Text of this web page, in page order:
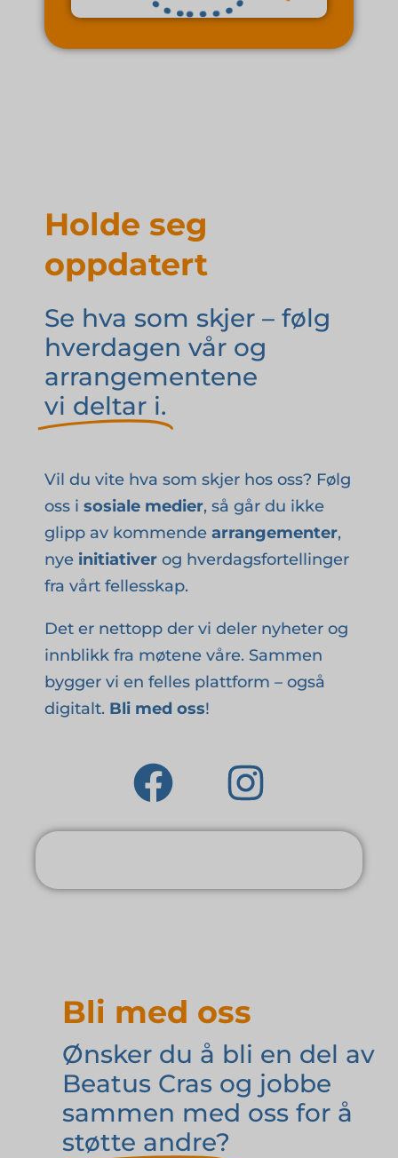
Holde seg
oppdatert
Se hva som skjer – følg
hverdagen vår og
arrangementene
vi deltar i.
Vil du vite hva som skjer hos oss? Følg
oss i sosiale medier, så går du ikke
glipp av kommende arrangementer,
nye initiativer og hverdagsfortellinger
fra vårt fellesskap.
Det er nettopp der vi deler nyheter og
innblikk fra møtene våre. Sammen
bygger vi en felles plattform – også
digitalt. Bli med oss!
Bli med oss
Ønsker du å bli en del av
Beatus Cras og jobbe
sammen med oss for å
støtte andre?